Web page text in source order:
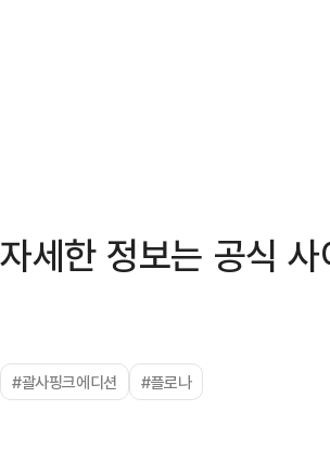
자세한 정보는 공식
#괄사핑크에디션 #플로나